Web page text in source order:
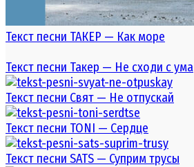
Текст песни ТАКЕР — Как море
Текст песни Такер — Не сходи с ума
Текст песни Свят — Не отпускай
Текст песни TONI — Сердце
Текст песни SATS — Суприм трусы